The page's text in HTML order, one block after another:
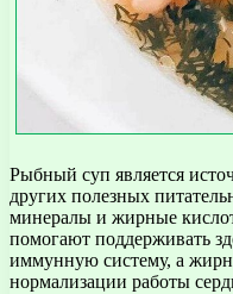
Рыбный суп является
других полезных
минералы и жирные
помогают поддерживать
иммунную систему, а
нормализации работы